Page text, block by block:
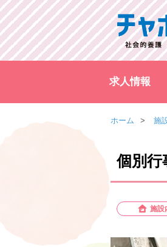
求人情報
ホーム 施
個別行
施設